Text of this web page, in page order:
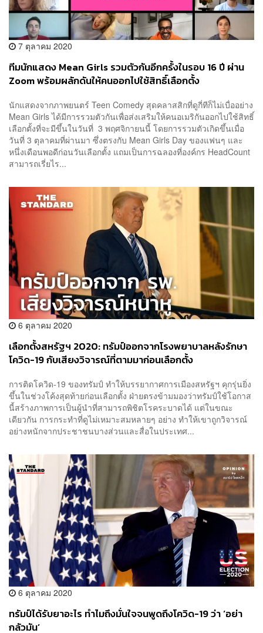
7 ตุลาคม 2020
ทีมนักแสดง Mean Girls รวมตัวกันอีกครั้งในรอบ 16 ปี ผ่าน
Zoom พร้อมผลักดันให้คนออกไปใช้สิทธิ์เลือกตั้ง
นักแสดงจากภาพยนตร์ Teen Comedy สุดคลาสสิกที่ดูกี่ทีก็ไม่เบื่ออย่าง
Mean Girls ได้มีการรวมตัวกันเพื่อส่งเสริมให้คนอเมริกันออกไปใช้สิทธิ์
เลือกตั้งที่จะมีขึ้นในวันที่ 3 พฤศจิกายนนี้ โดยการรวมตัวเกิดขึ้นเมื่อ
วันที่ 3 ตุลาคมที่ผ่านมา ซึ่งตรงกับ Mean Girls Day ของแฟนๆ และ
หนึ่งเดือนพอดีก่อนวันเลือกตั้ง แถมเป็นการฉลองที่องค์กร HeadCount
สามารถเรี่ยไร...
6 ตุลาคม 2020
เลือกตั้งสหรัฐ​ฯ 2020: ทรัมป์ออกจากโรงพยาบาลหลังรักษา
โควิด-19 กับเสียงวิจารณ์ที่ตามมาก่อนเลือกตั้ง
การติดโควิด-19 ของทรัมป์ ทำให้บรรยากาศการเมืองสหรัฐฯ คุกรุ่นยิ่ง
ขึ้นในช่วงโค้งสุดท้ายก่อนเลือกตั้ง ฝ่ายตรงข้ามมองว่าทรัมป์ใช้โอกาส
นี้สร้างภาพการเป็นผู้นำที่สามารถพิชิตโรคระบาดได้ แต่ในขณะ
เดียวกัน การกระทำที่ดูไม่เหมาะสมหลายๆ อย่าง ทำให้เขาถูกวิจารณ์
อย่างหนักจากประชาชนบางส่วนและสื่อในประเทศ...
6 ตุลาคม 2020
ทรัมป์ได้รับยาอะไร ทำไมถึงมั่นใจจนพูดถึงโควิด-19 ว่า ‘อย่า
กลัวมัน’